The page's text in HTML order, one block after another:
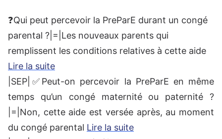
❓Qui peut percevoir la PreParE durant un congé
parental ?|=|Les nouveaux parents qui
remplissent les conditions relatives à cette aide
Lire la suite
|SEP|✅Peut-on percevoir la PreParE en même
temps qu’un congé maternité ou paternité ?
|=|Non, cette aide est versée après, au moment
du congé parental Lire la suite